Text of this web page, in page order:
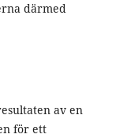
därmed
av en
för ett